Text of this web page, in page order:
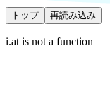
トップ 再読み込み
i.at is not a function